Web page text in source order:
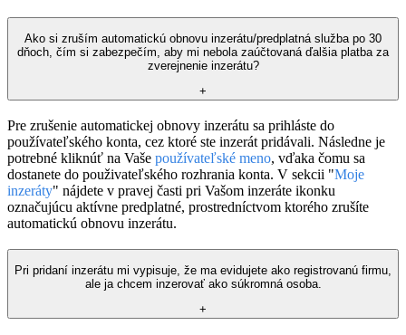
Ako si zruším automatickú obnovu inzerátu/predplatná služba po 30
dňoch, čím si zabezpečím, aby mi nebola zaúčtovaná ďalšia platba za
zverejnenie inzerátu?
+
Pre zrušenie automatickej obnovy inzerátu sa prihláste do
používateľského konta, cez ktoré ste inzerát pridávali. Následne je
potrebné kliknúť na Vaše používateľské meno, vďaka čomu sa
dostanete do použivateľského rozhrania konta. V sekcii "Moje
inzeráty" nájdete v pravej časti pri Vašom inzeráte ikonku
označujúcu aktívne predplatné, prostredníctvom ktorého zrušíte
automatickú obnovu inzerátu.
Pri pridaní inzerátu mi vypisuje, že ma evidujete ako registrovanú firmu,
ale ja chcem inzerovať ako súkromná osoba.
+